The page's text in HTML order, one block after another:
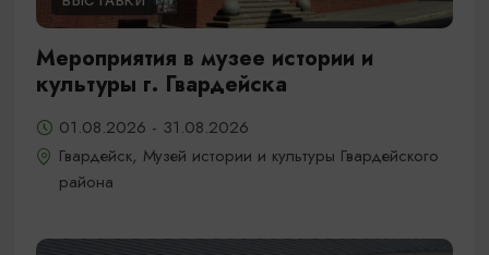
Мероприятия в музее истории и
культуры г. Гвардейска
01.08.2026 - 31.08.2026
Гвардейск, Музей истории и культуры Гвардейского
района